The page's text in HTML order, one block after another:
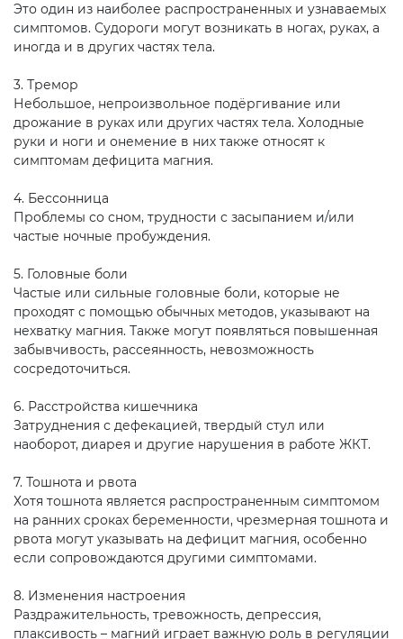
Это один из наиболее распространенных и узнаваемых
симптомов. Судороги могут возникать в ногах, руках, а
иногда и в других частях тела.
3. Тремор
Небольшое, непроизвольное подёргивание или
дрожание в руках или других частях тела. Холодные
руки и ноги и онемение в них также относят к
симптомам дефицита магния.
4. Бессонница
Проблемы со сном, трудности с засыпанием и/или
частые ночные пробуждения.
5. Головные боли
Частые или сильные головные боли, которые не
проходят с помощью обычных методов, указывают на
нехватку магния. Также могут появляться повышенная
забывчивость, рассеянность, невозможность
сосредоточиться.
6. Расстройства кишечника
Затруднения с дефекацией, твердый стул или
наоборот, диарея и другие нарушения в работе ЖКТ.
7. Тошнота и рвота
Хотя тошнота является распространенным симптомом
на ранних сроках беременности, чрезмерная тошнота и
рвота могут указывать на дефицит магния, особенно
если сопровождаются другими симптомами.
8. Изменения настроения
Раздражительность, тревожность, депрессия,
плаксивость – магний играет важную роль в регуляции